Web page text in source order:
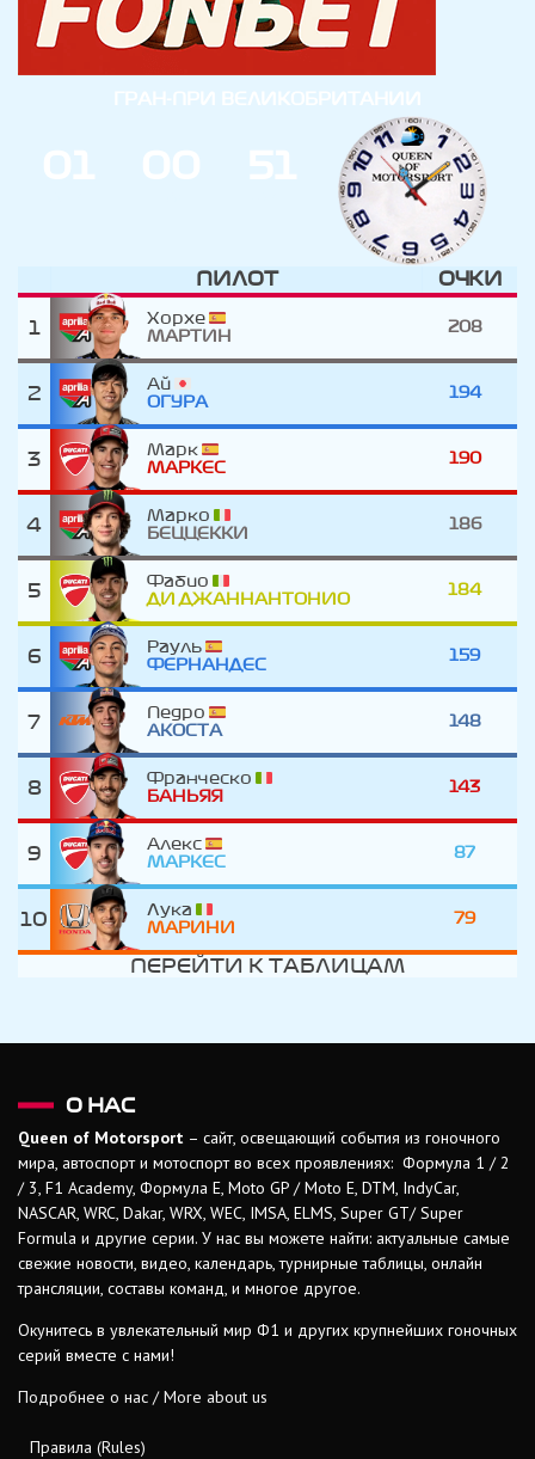
ГРАН-ПРИ ВЕЛИКОБРИТАНИИ
01 00 51
ПИЛОТ ОЧКИ
1
Хорхе
МАРТИН
208
2
Ай
ОГУРА
194
3
Марк
МАРКЕС
190
4
Марко
БЕЦЦЕККИ
186
5
Фабио
ДИ ДЖАННАНТОНИО
184
6
Рауль
ФЕРНАНДЕС
159
7
Педро
АКОСТА
148
8
Франческо
БАНЬЯЯ
143
9
Алекс
МАРКЕС
87
10
Лука
МАРИНИ
79
ПЕРЕЙТИ К ТАБЛИЦАМ
О НАС
Queen of Motorsport – сайт, освещающий события из гоночного
мира, автоспорт и мотоспорт во всех проявлениях: Формула 1 / 2
/ 3, F1 Academy, Формула Е, Moto GP / Moto E, DTM, IndyCar,
NASCAR, WRC, Dakar, WRX, WEC, IMSA, ELMS, Super GT/ Super
Formula и другие серии. У нас вы можете найти: актуальные самые
свежие новости, видео, календарь, турнирные таблицы, онлайн
трансляции, составы команд, и многое другое.
Окунитесь в увлекательный мир Ф1 и других крупнейших гоночных
серий вместе с нами!
Подробнее о нас / More about us
Правила (Rules)